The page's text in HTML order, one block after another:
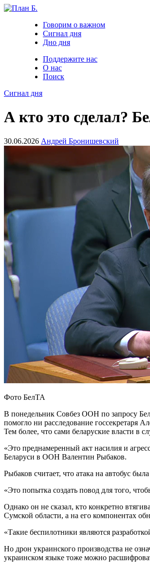
Говорим о важном
Сигнал дня
Дно дня
Поддержите нас
О нас
Поиск
Сигнал дня
А кто это сделал?
30.06.2026 Андрей Бронишевский
Фото БелТА
В понедельник Совбез ООН по запросу
помогло ни расследование госсекретаря
Тем более, что сами беларуские власти в
«Это преднамеренный акт насилия и
Беларуси в ООН Валентин Рыбаков.
Рыбаков считает, что атака на автобус
«Это попытка создать повод для того,
Однако он не сказал, кто конкретно
Сумской области, а на его компонентах
«Такие беспилотники являются
Но дрон украинского производства не
украинском языке тоже можно